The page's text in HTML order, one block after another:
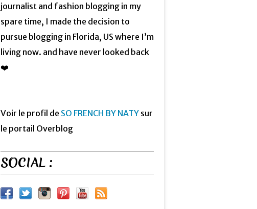
journalist and fashion blogging in my
spare time, I made the decision to
pursue blogging in Florida, US where I’m
living now. and have never looked back
❤️
Voir le profil de SO FRENCH BY NATY sur
le portail Overblog
SOCIAL :